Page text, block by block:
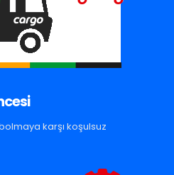
karşı koşulsuz